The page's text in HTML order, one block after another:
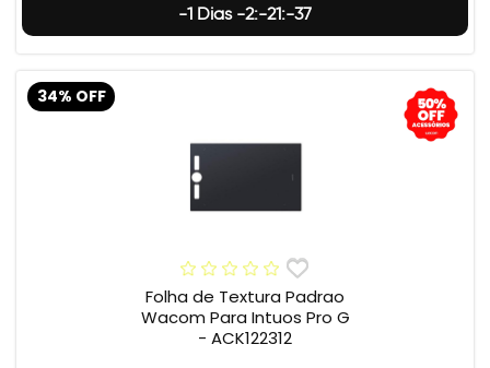
-1 Dias -2:-21:-38
34% OFF
Folha de Textura Padrao
Wacom Para Intuos Pro G
- ACK122312